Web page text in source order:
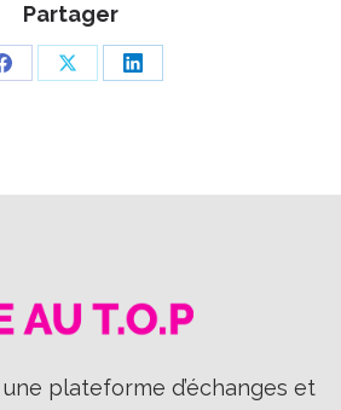
Partager
PartagerPartagerPartager
plateforme d’échanges et